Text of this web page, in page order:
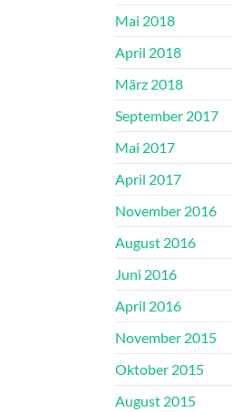
Mai 2018
April 2018
März 2018
September 2017
Mai 2017
April 2017
November 2016
August 2016
Juni 2016
April 2016
November 2015
Oktober 2015
August 2015